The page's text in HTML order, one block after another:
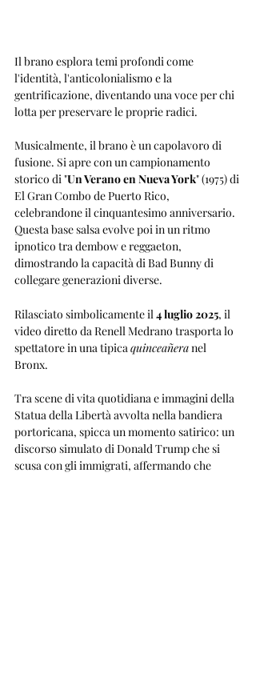
Il brano esplora temi profondi come
l'identità, l'anticolonialismo e la
gentrificazione, diventando una voce per chi
lotta per preservare le proprie radici.
Musicalmente, il brano è un capolavoro di
fusione. Si apre con un campionamento
storico di "Un Verano en Nueva York" (1975) di
El Gran Combo de Puerto Rico,
celebrandone il cinquantesimo anniversario.
Questa base salsa evolve poi in un ritmo
ipnotico tra dembow e reggaeton,
dimostrando la capacità di Bad Bunny di
collegare generazioni diverse.
Rilasciato simbolicamente il 4 luglio 2025, il
video diretto da Renell Medrano trasporta lo
spettatore in una tipica quinceañera nel
Bronx.
Tra scene di vita quotidiana e immagini della
Statua della Libertà avvolta nella bandiera
portoricana, spicca un momento satirico: un
discorso simulato di Donald Trump che si
scusa con gli immigrati, affermando che